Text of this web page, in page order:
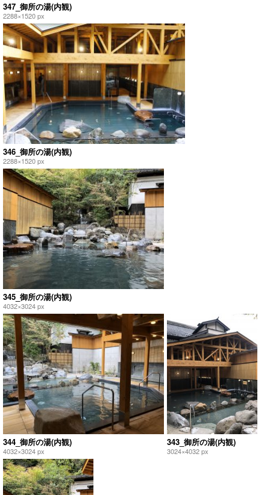
347_御所の湯(内観)
2288×1520 px
346_御所の湯(内観)
2288×1520 px
345_御所の湯(内観)
4032×3024 px
344_御所の湯(内観)
4032×3024 px
343_御所の湯(内観)
3024×4032 px